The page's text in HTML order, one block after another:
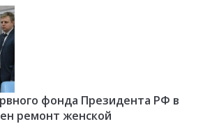
фонда Президента РФ в
ремонт женской